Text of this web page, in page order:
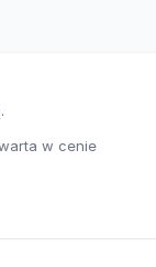
w cenie